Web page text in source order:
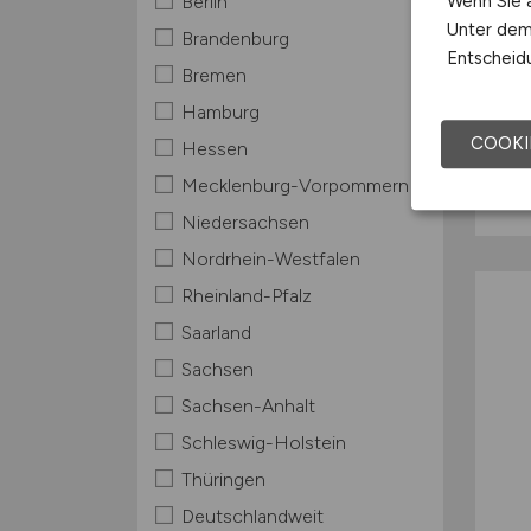
Brandenburg
Bremen
Hamburg
Hessen
Mecklenburg-Vorpommern
Niedersachsen
Nordrhein-Westfalen
Rheinland-Pfalz
Saarland
Sachsen
Sachsen-Anhalt
Schleswig-Holstein
Thüringen
Deutschlandweit
Unter